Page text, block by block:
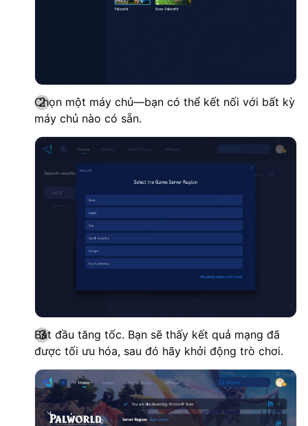
Chọn một máy chủ—bạn có thể kết nối với bất kỳ
máy chủ nào có sẵn.
Bắt đầu tăng tốc. Bạn sẽ thấy kết quả mạng đã
được tối ưu hóa, sau đó hãy khởi động trò chơi.